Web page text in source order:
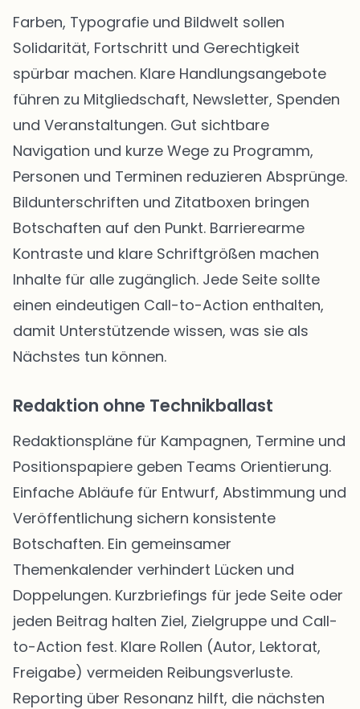
Farben, Typografie und Bildwelt sollen
Solidarität, Fortschritt und Gerechtigkeit
spürbar machen. Klare Handlungsangebote
führen zu Mitgliedschaft, Newsletter, Spenden
und Veranstaltungen. Gut sichtbare
Navigation und kurze Wege zu Programm,
Personen und Terminen reduzieren Absprünge.
Bildunterschriften und Zitatboxen bringen
Botschaften auf den Punkt. Barrierearme
Kontraste und klare Schriftgrößen machen
Inhalte für alle zugänglich. Jede Seite sollte
einen eindeutigen Call-to-Action enthalten,
damit Unterstützende wissen, was sie als
Nächstes tun können.
Redaktion ohne Technikballast
Redaktionspläne für Kampagnen, Termine und
Positionspapiere geben Teams Orientierung.
Einfache Abläufe für Entwurf, Abstimmung und
Veröffentlichung sichern konsistente
Botschaften. Ein gemeinsamer
Themenkalender verhindert Lücken und
Doppelungen. Kurzbriefings für jede Seite oder
jeden Beitrag halten Ziel, Zielgruppe und Call-
to-Action fest. Klare Rollen (Autor, Lektorat,
Freigabe) vermeiden Reibungsverluste.
Reporting über Resonanz hilft, die nächsten